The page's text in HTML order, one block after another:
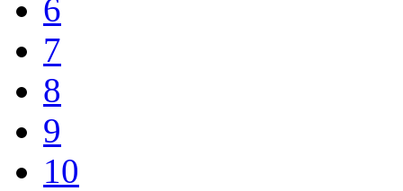
6
7
8
9
10